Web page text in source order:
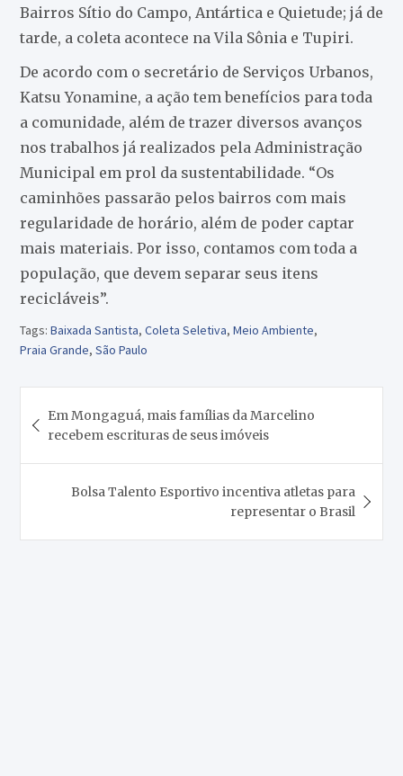
Bairros Sítio do Campo, Antártica e Quietude; já de
tarde, a coleta acontece na Vila Sônia e Tupiri.
De acordo com o secretário de Serviços Urbanos,
Katsu Yonamine, a ação tem benefícios para toda
a comunidade, além de trazer diversos avanços
nos trabalhos já realizados pela Administração
Municipal em prol da sustentabilidade. “Os
caminhões passarão pelos bairros com mais
regularidade de horário, além de poder captar
mais materiais. Por isso, contamos com toda a
população, que devem separar seus itens
recicláveis”.
Tags: Baixada Santista, Coleta Seletiva, Meio Ambiente,
Praia Grande, São Paulo
de
Post
Em Mongaguá, mais famílias da Marcelino
recebem escrituras de seus imóveis
Bolsa Talento Esportivo incentiva atletas para
representar o Brasil